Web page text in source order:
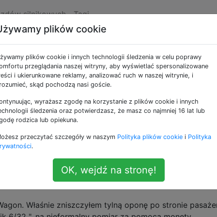
silnikowych Tagi
jako replace
wirniki za każdym razem, gdy
razem wymieniać lub wymieniać tarcze hamulcowe za
hamulcowych. Czy należy to robić za każdym razem,
prostu coś łatwego do zrobienia, może równie dobrze
4 opony w pojeździe z napędem na
Właśnie zniszczyłem tylną oponę po stronie
plików cookie
plików cookie i innych technologii śledzenia w celu poprawy
przeglądania naszej witryny, aby wyświetlać spersonalizowane
i ukierunkowane reklamy, analizować ruch w naszej witrynie, i
skąd pochodzą nasi goście.
wyrażasz zgodę na korzystanie z plików cookie i innych
śledzenia oraz potwierdzasz, że masz co najmniej 16 lat lub
rodzica lub opiekuna.
przeczytać szczegóły w naszym Polityka plików cookie i Polityka
.
OK, wejdź na stronę!